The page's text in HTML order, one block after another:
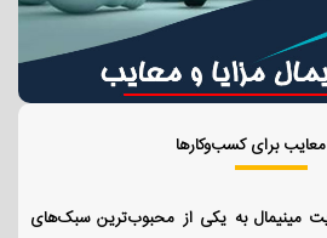
برای کسب‌وکارها
مینیمال به یکی از محبوب‌ترین سبک‌های